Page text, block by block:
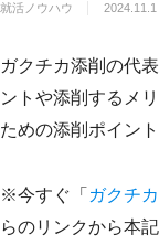
就活ノウハウ 2024.11.1
ガクチカ添削の代
ントや添削するメ
ための添削ポイン
※今すぐ「 ガクチ
らのリンクから本